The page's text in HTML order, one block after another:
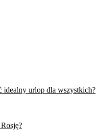
idealny urlop dla wszystkich?